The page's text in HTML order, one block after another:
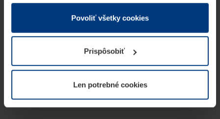
v rámci Vášho využívania služieb.
Z právneho hľadiska môžeme cookies ukladať na Vašom
prevádzku tejto stránky. Pre všetky ostatné typy cookie
potrebujeme Vaše povolenie. Vaše povolenie môžete
kedykoľvek zmeniť alebo odvolať vo vysvetlení cookie
našej webovej stránky.
Povoliť všetky cookies
Prispôsobiť
Len potrebné cookies